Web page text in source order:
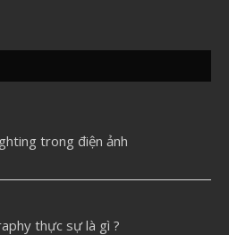
trong điện ảnh
thực sự là gì ?